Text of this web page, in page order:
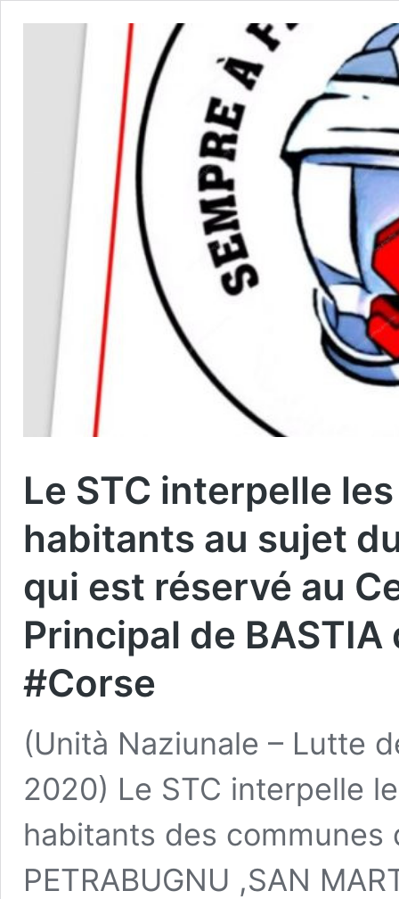
Le STC interpelle
habitants au sujet
qui est réservé au
Principal de
#Corse
(Unità Naziunale – Lutte
2020) Le STC interpelle
habitants des communes
PETRABUGNU ,SAN